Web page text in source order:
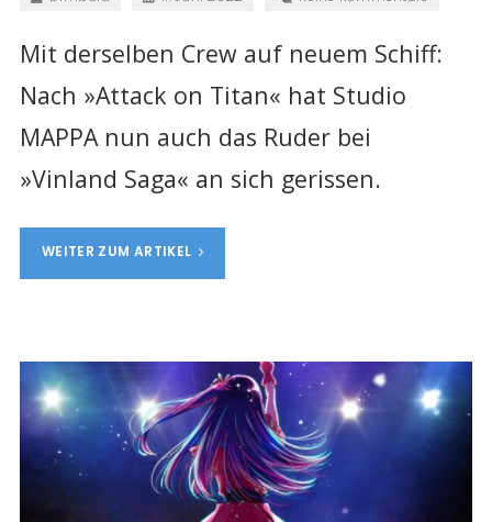
Mit derselben Crew auf neuem Schiff:
Nach »Attack on Titan« hat Studio
MAPPA nun auch das Ruder bei
»Vinland Saga« an sich gerissen.
WEITER ZUM ARTIKEL